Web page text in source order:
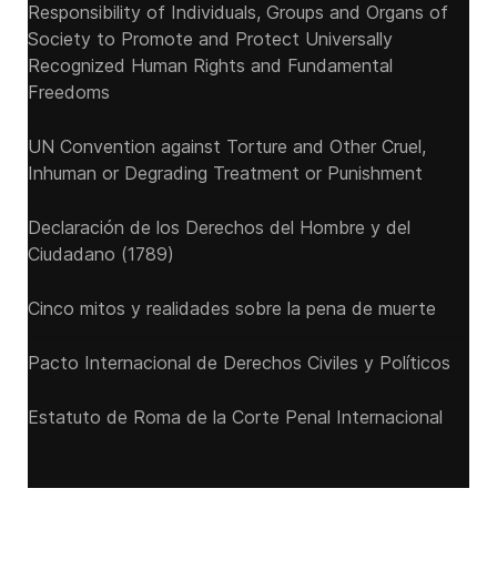
Responsibility of Individuals, Groups and Organs of
Society to Promote and Protect Universally
Recognized Human Rights and Fundamental
Freedoms
UN Convention against Torture and Other Cruel,
Inhuman or Degrading Treatment or Punishment
Declaración de los Derechos del Hombre y del
Ciudadano (1789)
Cinco mitos y realidades sobre la pena de muerte
Pacto Internacional de Derechos Civiles y Políticos
Estatuto de Roma de la Corte Penal Internacional